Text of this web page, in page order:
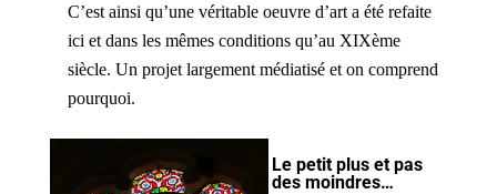
C’est ainsi qu’une véritable oeuvre d’art a été refaite
ici et dans les mêmes conditions qu’au XIXème
siècle. Un projet largement médiatisé et on comprend
pourquoi.
Le petit plus et pas
des moindres…